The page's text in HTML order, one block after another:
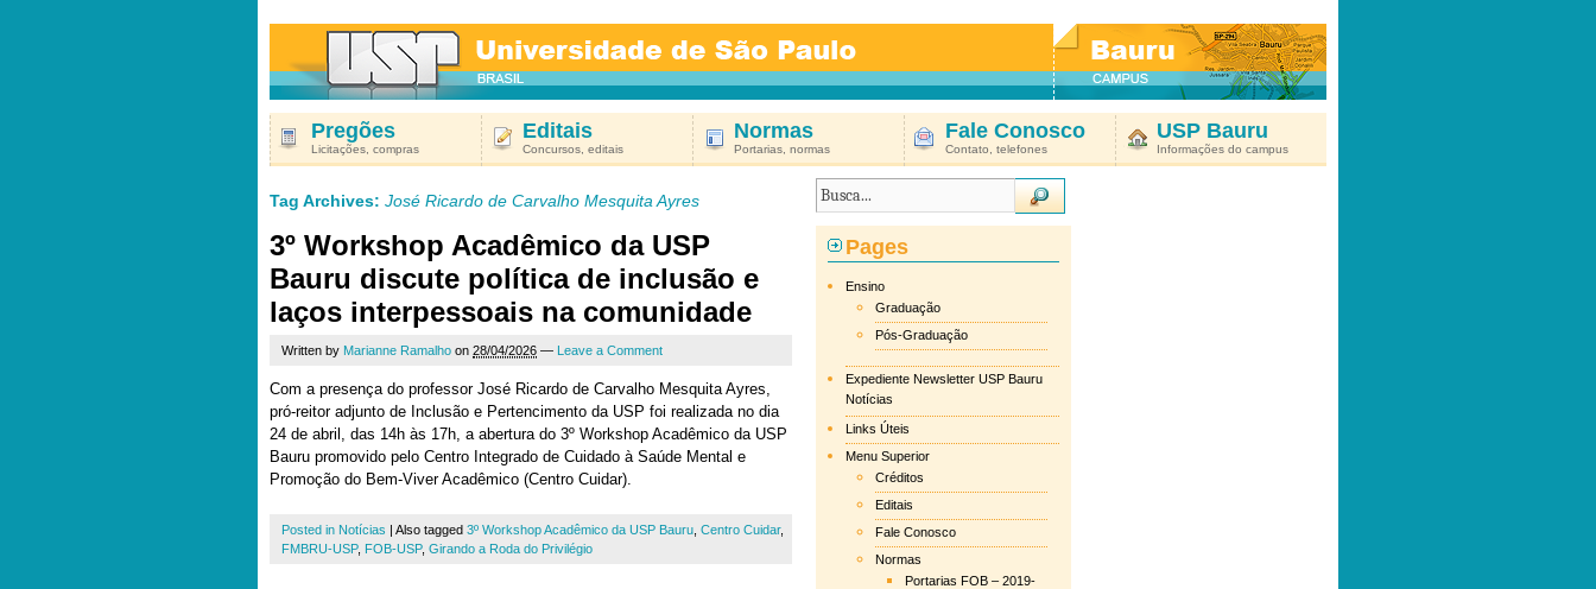
Pregões
Licitações, compras
Editais
Concursos, editais
Normas
Portarias, normas
Fale Conosco
Contato, telefones
USP Bauru
Informações do campus
Tag Archives: José Ricardo de Carvalho Mesquita Ayres
3º Workshop Acadêmico da USP
Bauru discute política de inclusão e
laços interpessoais na comunidade
Written by Marianne Ramalho on 28/04/2026 — Leave a Comment
Com a presença do professor José Ricardo de Carvalho Mesquita Ayres,
pró-reitor adjunto de Inclusão e Pertencimento da USP foi realizada no dia
24 de abril, das 14h às 17h, a abertura do 3º Workshop Acadêmico da USP
Bauru promovido pelo Centro Integrado de Cuidado à Saúde Mental e
Promoção do Bem-Viver Acadêmico (Centro Cuidar).
Posted in Notícias | Also tagged 3º Workshop Acadêmico da USP Bauru Centro Cuidar,
FMBRU-USP, FOB-USP, Girando a Roda do Privilégio
Pages
Ensino
Graduação
Pós-Graduação
Expediente Newsletter USP Bauru
Notícias
Links Úteis
Menu Superior
Créditos
Editais
Fale Conosco
Normas
Portarias FOB – 2019-